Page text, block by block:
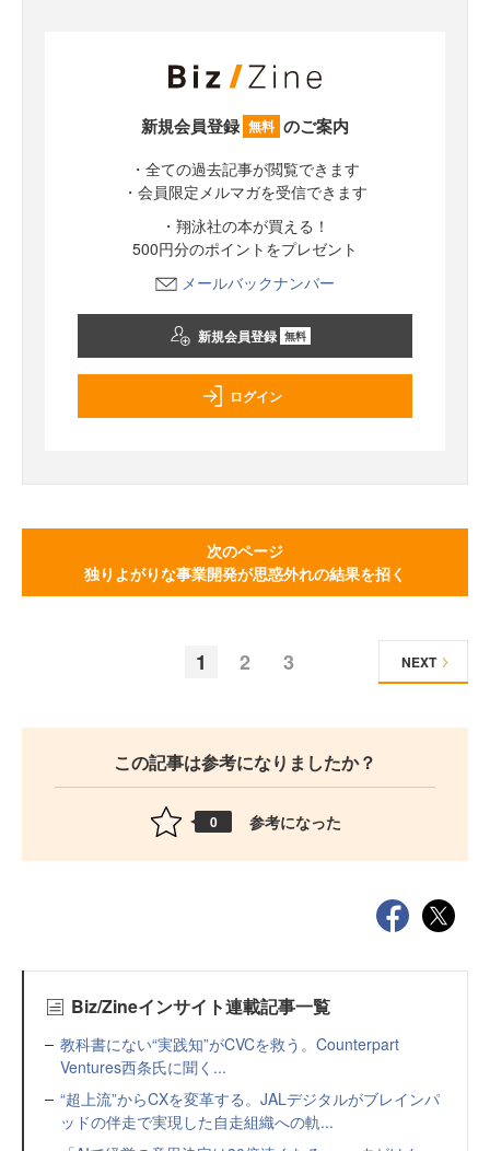
新規会員登録 無料 のご案内
・全ての過去記事が閲覧できます
・会員限定メルマガを受信できます
・翔泳社の本が買える！
500円分のポイントをプレゼント
メールバックナンバー
新規会員登録 無料
ログイン
次のページ
独りよがりな事業開発が思惑外れの結果を招く
1 2 3 NEXT
この記事は参考になりましたか？
0 参考になった
Biz/Zineインサイト連載記事一覧
教科書にない“実践知”がCVCを救う。Counterpart
Ventures西条氏に聞く...
“超上流”からCXを変革する。JALデジタルがブレインパ
ッドの伴走で実現した自走組織への軌...